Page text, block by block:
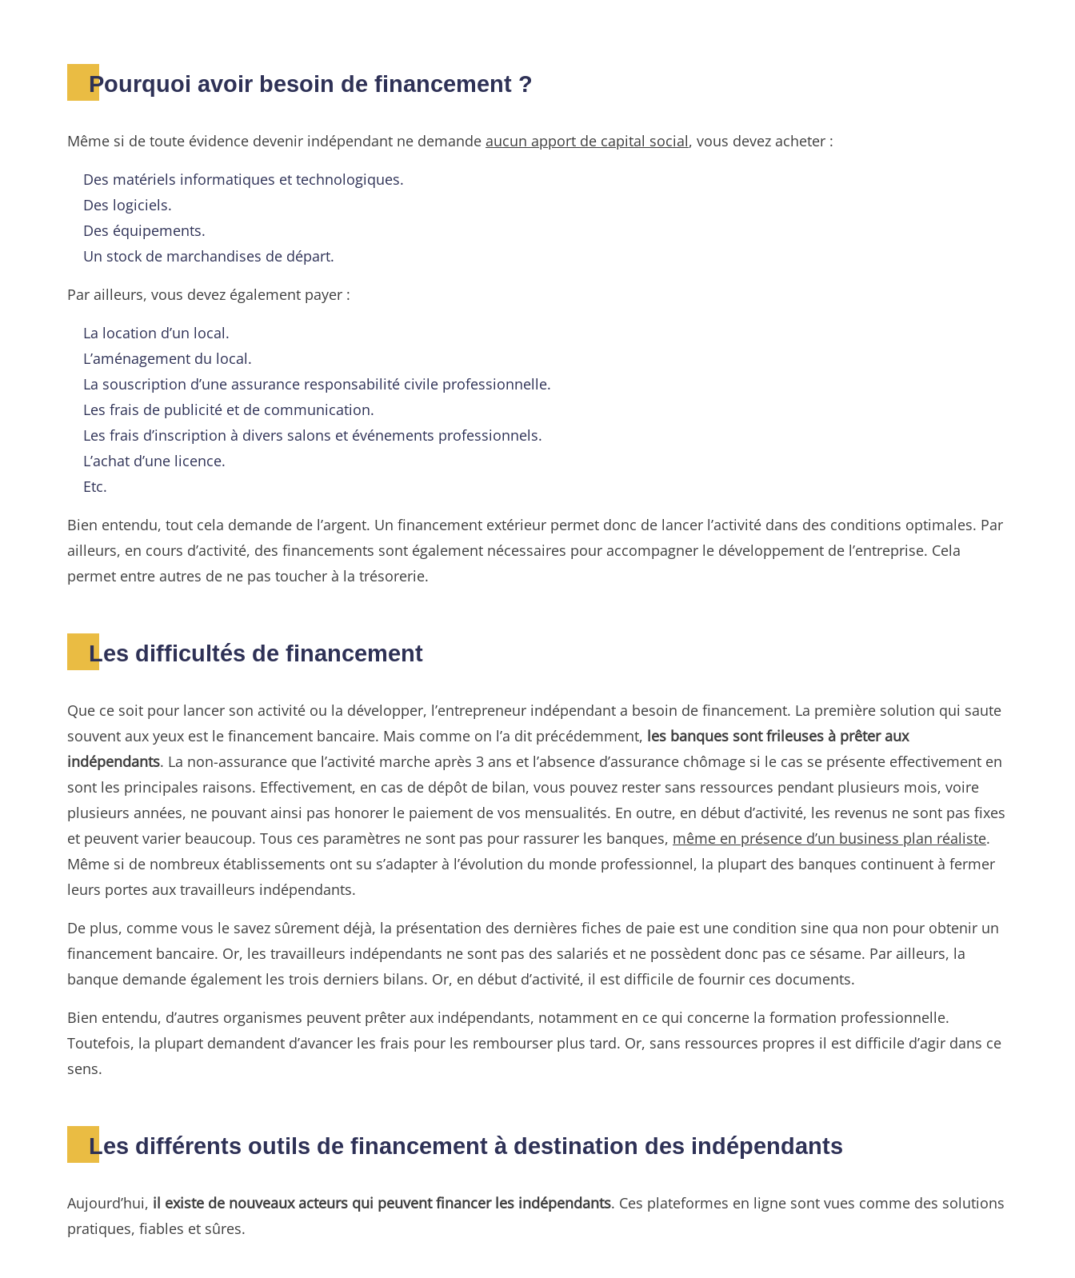
Pourquoi avoir besoin de financement ?
Même si de toute évidence devenir indépendant ne demande aucun apport de capital social, vous devez acheter :
Des matériels informatiques et technologiques.
Des logiciels.
Des équipements.
Un stock de marchandises de départ.
Par ailleurs, vous devez également payer :
La location d’un local.
L’aménagement du local.
La souscription d’une assurance responsabilité civile professionnelle.
Les frais de publicité et de communication.
Les frais d’inscription à divers salons et événements professionnels.
L’achat d’une licence.
Etc.
Bien entendu, tout cela demande de l’argent. Un financement extérieur permet donc de lancer l’activité dans des conditions optimales. Par
ailleurs, en cours d’activité, des financements sont également nécessaires pour accompagner le développement de l’entreprise. Cela
permet entre autres de ne pas toucher à la trésorerie.
Les difficultés de financement
Que ce soit pour lancer son activité ou la développer, l’entrepreneur indépendant a besoin de financement. La première solution qui saute
souvent aux yeux est le financement bancaire. Mais comme on l’a dit précédemment, les banques sont frileuses à prêter aux
indépendants. La non-assurance que l’activité marche après 3 ans et l’absence d’assurance chômage si le cas se présente effectivement en
sont les principales raisons. Effectivement, en cas de dépôt de bilan, vous pouvez rester sans ressources pendant plusieurs mois, voire
plusieurs années, ne pouvant ainsi pas honorer le paiement de vos mensualités. En outre, en début d’activité, les revenus ne sont pas fixes
et peuvent varier beaucoup. Tous ces paramètres ne sont pas pour rassurer les banques, même en présence d’un business plan réaliste.
Même si de nombreux établissements ont su s’adapter à l’évolution du monde professionnel, la plupart des banques continuent à fermer
leurs portes aux travailleurs indépendants.
De plus, comme vous le savez sûrement déjà, la présentation des dernières fiches de paie est une condition sine qua non pour obtenir un
financement bancaire. Or, les travailleurs indépendants ne sont pas des salariés et ne possèdent donc pas ce sésame. Par ailleurs, la
banque demande également les trois derniers bilans. Or, en début d’activité, il est difficile de fournir ces documents.
Bien entendu, d’autres organismes peuvent prêter aux indépendants, notamment en ce qui concerne la formation professionnelle.
Toutefois, la plupart demandent d’avancer les frais pour les rembourser plus tard. Or, sans ressources propres il est difficile d’agir dans ce
sens.
Les différents outils de financement à destination des indépendants
Aujourd’hui, il existe de nouveaux acteurs qui peuvent financer les indépendants. Ces plateformes en ligne sont vues comme des solutions
pratiques, fiables et sûres.